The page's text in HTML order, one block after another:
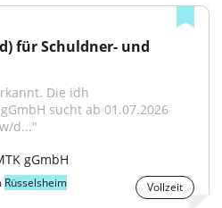
für Schuldner- und
Die idh
sucht ab 01.07.2026
d..."
gGmbH
Rüsselsheim Vollzeit